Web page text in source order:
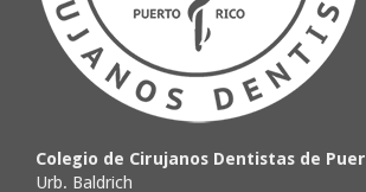
Colegio de Cirujanos Dentistas de
Urb. Baldrich